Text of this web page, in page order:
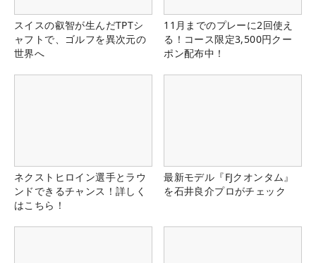
スイスの叡智が生んだTPTシ
ャフトで、ゴルフを異次元の
世界へ
11月までのプレーに2回使え
る！コース限定3,500円クー
ポン配布中！
ネクストヒロイン選手とラウ
ンドできるチャンス！詳しく
はこちら！
最新モデル『FJクオンタム』
を石井良介プロがチェック